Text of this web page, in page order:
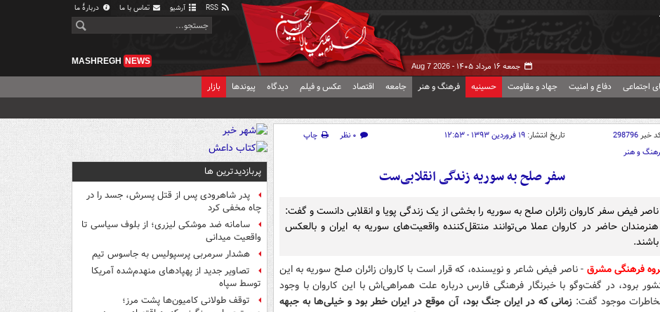
آرشیو تماس با ما دربارهٔ ما
جمعه ۱۶ مرداد ۱۴۰۵ - Aug 7 2026
MASHREGH NEWS
اجتماعی دفاع و امنیت جهاد و مقاومت حسینیه فرهنگ و هنر جامعه اقتصاد عکس و فیلم دیدگاه پیوندها بازار
خبر298796 تاریخ انتشار: ۱۹ فروردین ۱۳۹۳ - ۱۲:۵۳ ۰ نظر
چاپ
و هنر
سفر صلح به سوریه زندگی انقلابی‌ست
ناصر فیض سفر کاروان زائران صلح به سوریه را بخشی از یک زندگی پویا و انقلابی دانست و گفت:
هنرمندان حاضر در کاروان عملا می‌توانند منتقل‌کننده واقعیت‌های سوریه به ایران و بالعکس
باشند.
فرهنگی مشرق - ناصر فیض شاعر و نویسنده، که قرار است با کاروان زائران صلح سوریه به این
برود، در گفت‌وگو با خبرنگار فرهنگی فارس درباره علت همراهی‌اش با این کاروان با وجود
موجود گفت:زمانی که در ایران جنگ بود، آن موقع در ایران خطر بود و خیلی‌ها به جبهه
پربازدیدترین ها
پدر شاهرودی پس از قتل پسرش، جسد را در
چاه مخفی کرد
سامانه ضد موشکی لیزری؛ از بلوف سیاسی تا
واقعیت میدانی
هشدار سرمربی پرسپولیس به جاسوس تیم
تصاویر جدید از پهپادهای منهدم‌شده آمریکا
توسط سپاه
توقف طولانی کامیون‌ها پشت مرز؛